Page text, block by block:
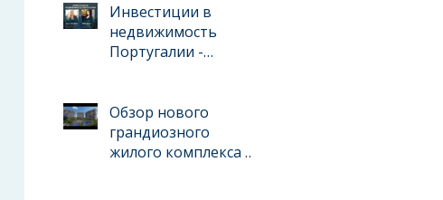
Инвестиции в
недвижимость
Португалии -
брокером Kelly
Swanson
Обзор нового
грандиозного
жилого комплекса в